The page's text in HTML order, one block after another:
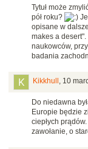
Tytuł może
pół roku?
opisane w
makes a
naukowców,
badania
Kikkhull , 10
Do niedawna
Europie będzie
ciepłych
zawołanie, o